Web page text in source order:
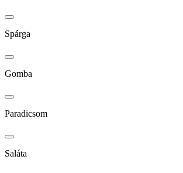
Spárga
Gomba
Paradicsom
Saláta